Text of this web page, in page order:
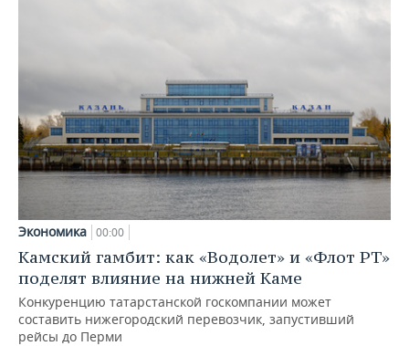
Экономика 00:00
Камский гамбит: как «Водолет» и «Флот РТ»
поделят влияние на нижней Каме
Конкуренцию татарстанской госкомпании может
составить нижегородский перевозчик, запустивший
рейсы до Перми